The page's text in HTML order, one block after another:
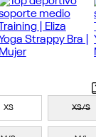
XS XS/S